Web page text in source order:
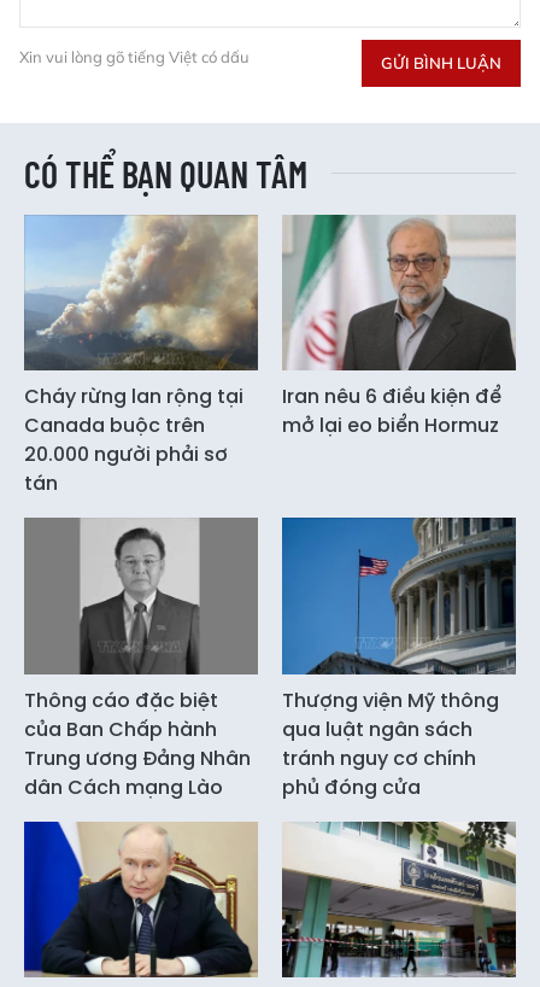
Xin vui lòng gõ tiếng Việt có dấu GỬI BÌNH LUẬN
CÓ THỂ BẠN QUAN TÂM
Cháy rừng lan rộng tại
Canada buộc trên
20.000 người phải sơ
tán
Iran nêu 6 điều kiện để
mở lại eo biển Hormuz
Thông cáo đặc biệt
của Ban Chấp hành
Trung ương Đảng Nhân
dân Cách mạng Lào
Thượng viện Mỹ thông
qua luật ngân sách
tránh nguy cơ chính
phủ đóng cửa